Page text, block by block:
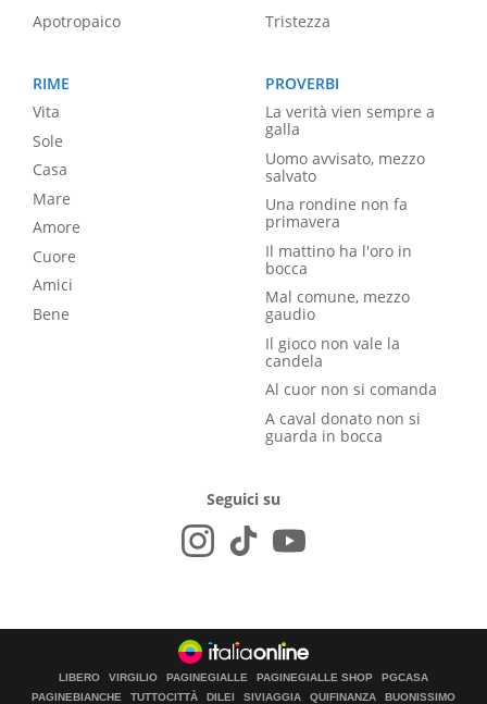
Apotropaico
Tristezza
RIME
Vita
Sole
Casa
Mare
Amore
Cuore
Amici
Bene
PROVERBI
La verità vien sempre a
galla
Uomo avvisato, mezzo
salvato
Una rondine non fa
primavera
Il mattino ha l'oro in
bocca
Mal comune, mezzo
gaudio
Il gioco non vale la
candela
Al cuor non si comanda
A caval donato non si
guarda in bocca
Seguici su
LIBERO VIRGILIO PAGINEGIALLE PAGINEGIALLE SHOP
PGCASA
PAGINEBIANCHE
TUTTOCITTÀ DILEI SIVIAGGIA QUIFINANZA BUONISSIMO